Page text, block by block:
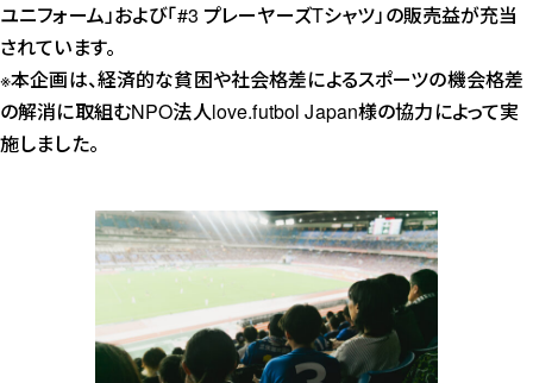
ユニフォーム」および「#3 プレーヤーズTシャツ」の販売益が充当
されています。
※本企画は、経済的な貧困や社会格差によるスポーツの機会格差
の解消に取組むNPO法人love.futbol Japan様の協力によって実
施しました。